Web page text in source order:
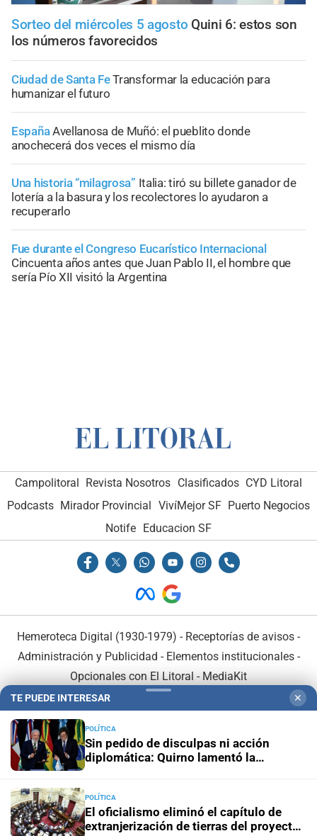
Sorteo del miércoles 5 agosto Quini 6: estos son
los números favorecidos
Ciudad de Santa FeTransformar la educación para
humanizar el futuro
EspañaAvellanosa de Muñó: el pueblito donde
anochecerá dos veces el mismo día
Una historia “milagrosa” Italia: tiró su billete ganador de
lotería a la basura y los recolectores lo ayudaron a
recuperarlo
Fue durante el Congreso Eucarístico Internacional
Cincuenta años antes que Juan Pablo II, el hombre que
sería Pío XII visitó la Argentina
Campolitoral Revista Nosotros Clasificados CYD Litoral
Podcasts Mirador Provincial VivíMejor SF Puerto Negocios
Notife Educacion SF
Hemeroteca Digital (1930-1979) - Receptorías de avisos -
Administración y Publicidad - Elementos institucionales-
Opcionales con El Litoral - MediaKit
En Asociación con:
TE PUEDE INTERESAR ✕
POLÍTICA
Sin pedido de disculpas ni acción
diplomática: Quirno lamentó la
POLÍTICA
El oficialismo eliminó el capítulo de
extranjerización de tierras del proyecto